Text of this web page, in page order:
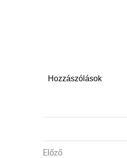
Hozzászólások
Előző